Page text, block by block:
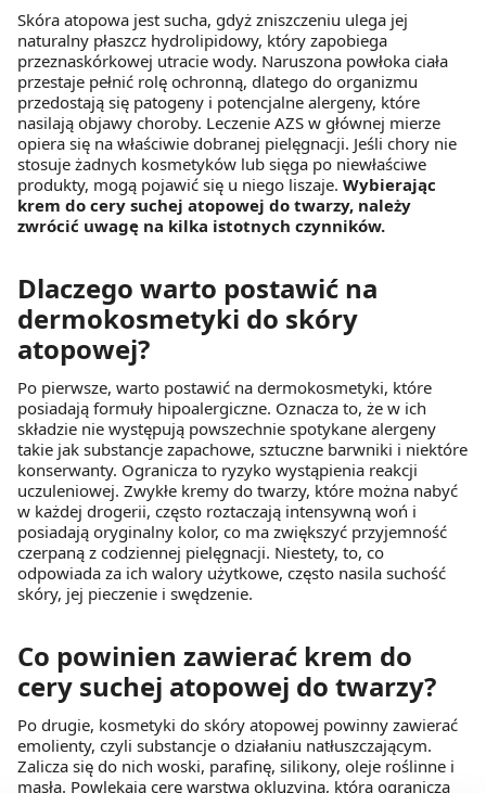
Skóra atopowa jest sucha, gdyż zniszczeniu ulega jej
naturalny płaszcz hydrolipidowy, który zapobiega
przeznaskórkowej utracie wody. Naruszona powłoka ciała
przestaje pełnić rolę ochronną, dlatego do organizmu
przedostają się patogeny i potencjalne alergeny, które
nasilają objawy choroby. Leczenie AZS w głównej mierze
opiera się na właściwie dobranej pielęgnacji. Jeśli chory nie
stosuje żadnych kosmetyków lub sięga po niewłaściwe
produkty, mogą pojawić się u niego liszaje. Wybierając
krem do cery suchej atopowej do twarzy, należy
zwrócić uwagę na kilka istotnych czynników.
Dlaczego warto postawić na
dermokosmetyki do skóry
atopowej?
Po pierwsze, warto postawić na dermokosmetyki, które
posiadają formuły hipoalergiczne. Oznacza to, że w ich
składzie nie występują powszechnie spotykane alergeny
takie jak substancje zapachowe, sztuczne barwniki i niektóre
konserwanty. Ogranicza to ryzyko wystąpienia reakcji
uczuleniowej. Zwykłe kremy do twarzy, które można nabyć
w każdej drogerii, często roztaczają intensywną woń i
posiadają oryginalny kolor, co ma zwiększyć przyjemność
czerpaną z codziennej pielęgnacji. Niestety, to, co
odpowiada za ich walory użytkowe, często nasila suchość
skóry, jej pieczenie i swędzenie.
Co powinien zawierać krem do
cery suchej atopowej do twarzy?
Po drugie, kosmetyki do skóry atopowej powinny zawierać
emolienty, czyli substancje o działaniu natłuszczającym.
Zalicza się do nich woski, parafinę, silikony, oleje roślinne i
masła. Powlekają cerę warstwą okluzyjną, która ogranicza